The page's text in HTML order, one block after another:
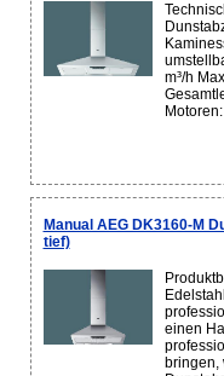
m³/h
Manual AEG DK3160-M
tief)
einen
bringen,